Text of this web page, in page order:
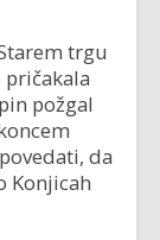
trgu
pričakala
požgal
da
Konjicah